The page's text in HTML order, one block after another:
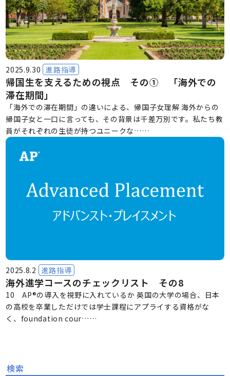
検索
2025.9.30 進路指導
帰国生を支えるための視点 その① 「海外での
滞在期間」
「海外での滞在期間」の違いによる、帰国子女理解 海外からの
帰国子女と一口に言っても、その背景は千差万別です。私たち教
員がそれぞれの生徒が持つユニークな……
2025.8.2 進路指導
海外進学コースのチェックリスト その8
10 AP®の導入を視野に入れているか 英国の大学の場合、日本
の高校を卒業しただけでは学士課程にアプライする資格がな
く、foundation cour……